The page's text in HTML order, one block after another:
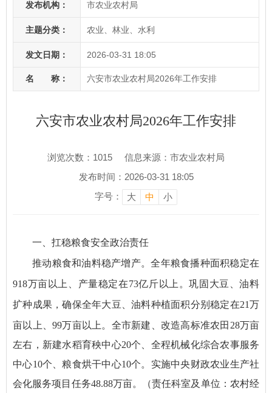
发布机构： 市农业农村局
主题分类： 农业、林业、水利
发文日期： 2026-03-31 18:05
名 称： 六安市农业农村局2026年工作安排
六安市农业农村局2026年工作安排
浏览次数： 1015
信息来源：市农业农村局
发布时间：2026-03-31 18:05
字号：
大 中 小
一、 扛稳粮食安全政治责任
推动粮食和油料稳产增产。全年粮食播种面积稳定在
918万亩 以上 、产量稳定在73亿斤 以上 。巩固大豆、油料
扩种成果，确保全年大豆 、油料种植面积分别稳定在21万
亩以上
99万亩以上。 全市新建、改造高标准农田28万亩
左右，新建水稻育秧中心20个、全程机械化综合农事服务
中心10个、粮食烘干中心10个。实施中央财政农业生产社
会化服务项目任务48.88万亩。（责任科室及单位：农村经